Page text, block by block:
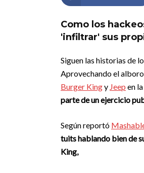
Como los
'infiltrar' sus
Siguen las historias de
Aprovechando el
Burger Kingy Jeep en
parte de un ejercicio
Según reportó
tuits hablando bien de
King,